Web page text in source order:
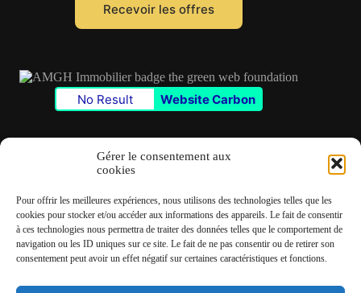
Gérer le consentement aux
cookies
Pour offrir les meilleures expériences, nous utilisons des technologies telles que les
cookies pour stocker et/ou accéder aux informations des appareils. Le fait de consentir
à ces technologies nous permettra de traiter des données telles que le comportement de
navigation ou les ID uniques sur ce site. Le fait de ne pas consentir ou de retirer son
consentement peut avoir un effet négatif sur certaines caractéristiques et fonctions.
l
Recevoir les offres
No Result Website Carbon
✆06 22 39 73 24
✉contact@amgh-immobilier.com